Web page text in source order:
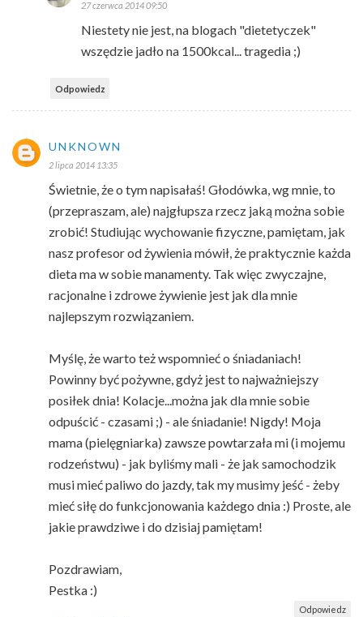
27 czerwca 2014 09:50
Niestety nie jest, na blogach "dietetyczek"
wszędzie jadło na 1500kcal... tragedia ;)
Odpowiedz
UNKNOWN
2 lipca 2014 13:35
Świetnie, że o tym napisałaś! Głodówka, wg mnie, to
(przepraszam, ale) najgłupsza rzecz jaką można sobie
zrobić! Studiując wychowanie fizyczne, pamiętam, jak
nasz profesor od żywienia mówił, że praktycznie każda
dieta ma w sobie manamenty. Tak więc zwyczajne,
racjonalne i zdrowe żywienie jest jak dla mnie
najlepszym rozwiązaniem.
Myślę, że warto też wspomnieć o śniadaniach!
Powinny być pożywne, gdyż jest to najważniejszy
posiłek dnia! Kolacje...można jak dla mnie sobie
odpuścić - czasami ;) - ale śniadanie! Nigdy! Moja
mama (pielęgniarka) zawsze powtarzała mi (i mojemu
rodzeństwu) - jak byliśmy mali - że jak samochodzik
musi mieć paliwo do jazdy, tak my musimy jeść - żeby
mieć siłę do funkcjonowania każdego dnia :) Proste, ale
jakie prawdziwe i do dzisiaj pamiętam!
Pozdrawiam,
Pestka :)
Odpowiedz